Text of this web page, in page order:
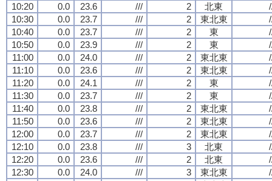
10:20
0.0 23.6 /// 2 北東
10:30
0.0 23.7 /// 2 東北東
10:40
0.0 23.7 /// 2 東
10:50
0.0 23.9 /// 2 東
11:00
0.0 24.0 /// 2 東北東
11:10
0.0 23.6 /// 2 東北東
11:20
0.0 24.1 /// 2 東
11:30
0.0 23.7 /// 2 東
11:40
0.0 23.8 /// 2 東北東
11:50
0.0 23.6 /// 2 東北東
12:00
0.0 23.7 /// 2 東北東
12:10
0.0 23.8 /// 3 北東
12:20
0.0 23.6 /// 2 北東
12:30
0.0 24.0 /// 3 東北東